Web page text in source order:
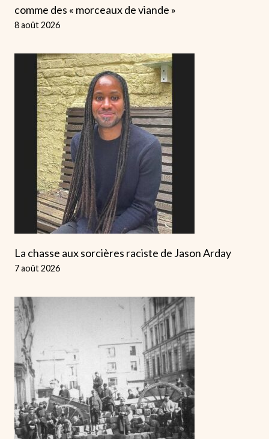
comme des « morceaux de viande »
8 août 2026
La chasse aux sorcières raciste de Jason Arday
7 août 2026